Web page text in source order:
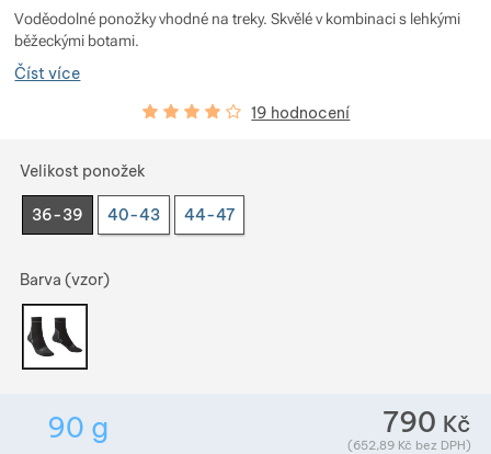
Voděodolné ponožky vhodné na treky. Skvělé v kombinaci s lehkými
běžeckými botami.
Číst více
Hodnocení zákazníků
76% 19 hodnocení
Vyberte variantu
Velikost ponožek
36-39 40-43 44-47
Barva (vzor)
90 g Hmotnost v gramech. Téměř všechno zboží
790 Kč
(652,89 Kč bez DPH)
Zobrazit více
Zobrazit více
Zobrazit více
Zobrazit více
Zobrazit více
Zobrazit více
Zobrazit více
Zobrazit více
Zobrazit více
Zobrazit více